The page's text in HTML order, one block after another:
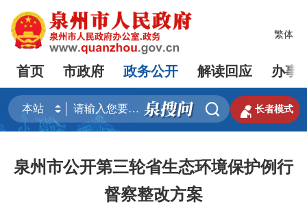
繁体
首页 市政府 政务公开 解读回应 办事
  长者模式
泉州市公开第三轮省生态环境保护例行
督察整改方案